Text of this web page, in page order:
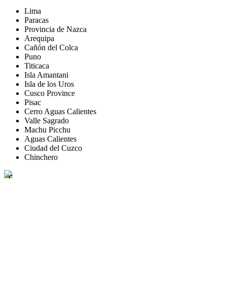
Lima
Paracas
Provincia de Nazca
Arequipa
Cañón del Colca
Puno
Titicaca
Isla Amantani
Isla de los Uros
Cusco Province
Pisac
Cerro Aguas Calientes
Valle Sagrado
Machu Picchu
Aguas Calientes
Ciudad del Cuzco
Chinchero